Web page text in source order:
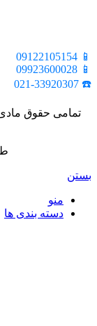
📱 09122105154
📱 09923600028
☎️ 021-33920307
تمامی حقوق
بستن
منو
دسته بندی ها